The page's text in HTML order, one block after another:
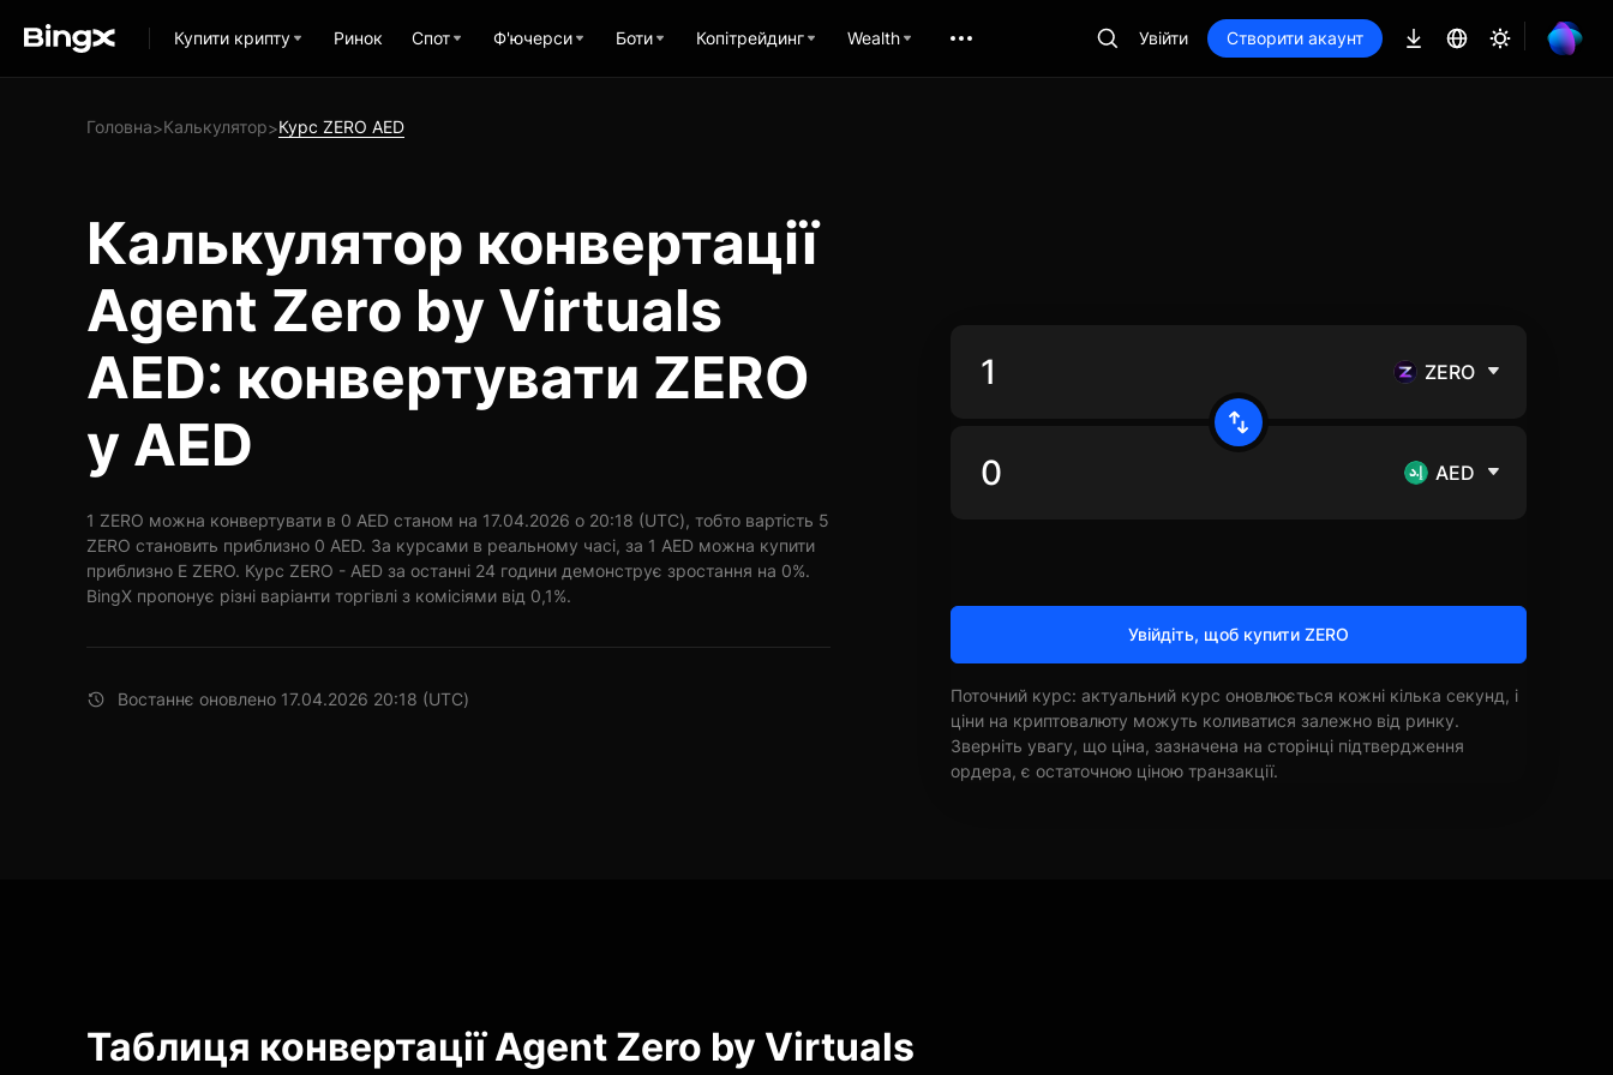
Купити крипту Ринок Спот Ф'ючерси Боти Копітрейдинг Wealth Увійти Створити акаунт
Головна>Калькулятор>Курс ZERO AED
Калькулятор конвертації
Agent Zero by Virtuals
AED: конвертувати ZERO
у AED
1 ZERO можна конвертувати в 0 AED станом на 17.04.2026 о 20:18 (UTC), тобто вартість 5
ZERO становить приблизно 0 AED. За курсами в реальному часі, за 1 AED можна купити
приблизно E ZERO. Курс ZERO - AED за останні 24 години демонструє зростання на 0%.
BingX пропонує різні варіанти торгівлі з комісіями від 0,1%.
Востаннє оновлено 17.04.2026 20:18 (UTC)
ZERO
AED
Увійдіть, щоб купити ZERO
Поточний курс: актуальний курс оновлюється кожні кілька секунд, і
ціни на криптовалюту можуть коливатися залежно від ринку.
Зверніть увагу, що ціна, зазначена на сторінці підтвердження
ордера, є остаточною ціною транзакції.
Таблиця конвертації Agent Zero by Virtuals